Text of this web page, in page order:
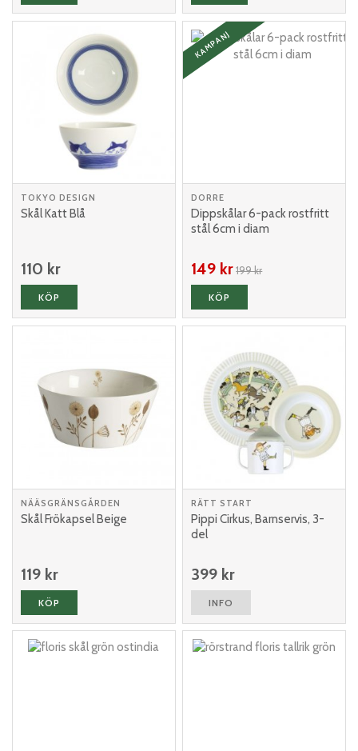
TOKYO DESIGN
Skål Katt Blå
110 kr
KÖP
DORRE
Dippskålar 6-pack rostfritt
stål 6cm i diam
KAMPANJ
149 kr 199 kr
KÖP
NÄÄSGRÄNSGÅRDEN
Skål Frökapsel Beige
119 kr
KÖP
RÄTT START
Pippi Cirkus, Barnservis, 3-
del
399 kr
INFO